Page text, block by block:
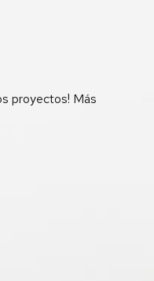
proyectos! Más